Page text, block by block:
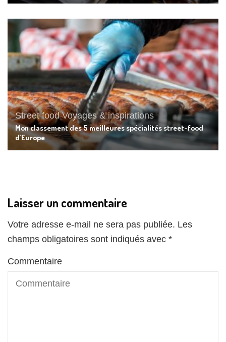
Street food Voyages & inspirations
Mon classement des 5 meilleures spécialités street-food
d’Europe
Laisser un commentaire
Votre adresse e-mail ne sera pas publiée. Les
champs obligatoires sont indiqués avec *
Commentaire